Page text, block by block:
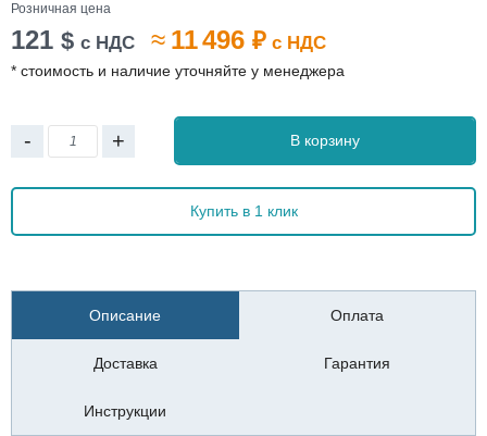
Розничная цена
121 $ с НДС ≈ 11 496 ₽ с НДС
* стоимость и наличие уточняйте у менеджера
- + В корзину
Купить в 1 клик
Описание Оплата
Доставка Гарантия
Инструкции